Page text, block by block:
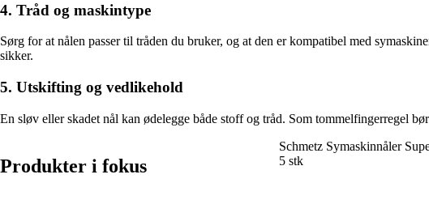
4. Tråd og maskintype
Sørg for at nålen passer til tråden du bruker, og at den er kompatibel med
sikker.
5. Utskifting og vedlikehold
En sløv eller skadet nål kan ødelegge både stoff og tråd. Som tommelfingerregel
Produkter i fokus
Schmetz Symaskinnåler
5 stk